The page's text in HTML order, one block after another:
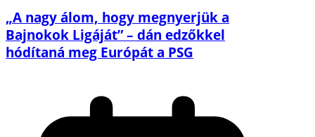
„A nagy álom, hogy megnyerjük a
Bajnokok Ligáját” – dán edzőkkel
hódítaná meg Európát a PSG